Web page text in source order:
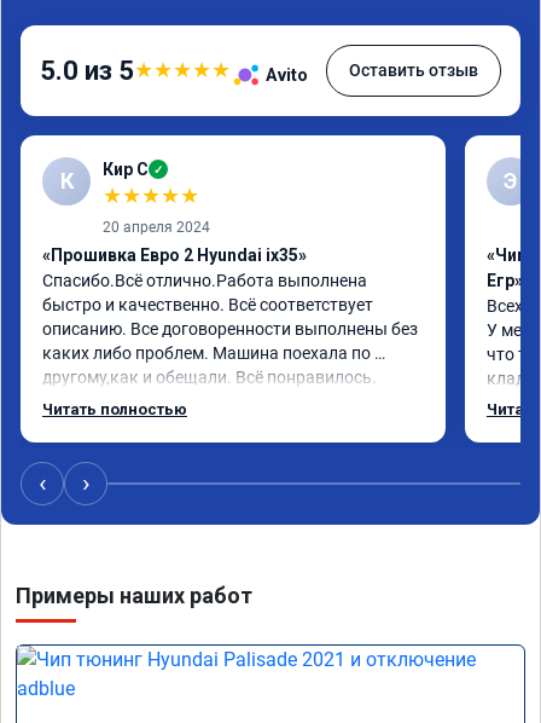
5.0 из 5★★★★★ Avito Оставить отзыв
К Кир С ✓
★★★★★
20 апреля 2024
«Прошивка Евро 2 Hyundai ix35»
Спасибо.Всё отлично.Работа выполнена
быстро и качественно. Всё соответствует
описанию. Все договоренности выполнены без
каких либо проблем. Машина поехала по
другому,как и обещали. Всё понравилось.
Рекомендую данную компанию.
Читать полностью
Э
«Чип
Егр»
Всех
У
что
и ЕГР
В
‹ ›
Примеры наших работ